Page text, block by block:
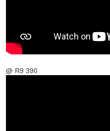
@ R9 390